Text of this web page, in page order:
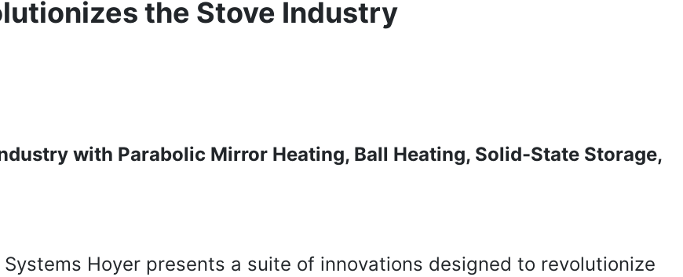
the Stove Industry
with Parabolic Mirror Heating, Ball Heating, Solid-State Storage,
Hoyer presents a suite of innovations designed to revolutionize